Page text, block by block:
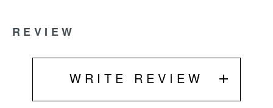
REVIEW
WRITE REVIEW